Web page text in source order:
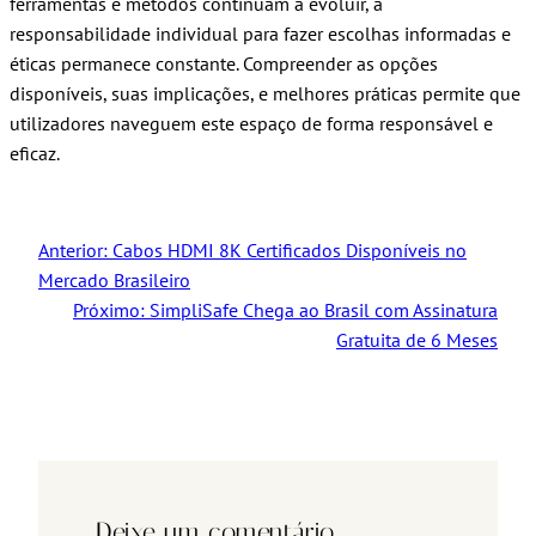
responsabilidade individual para fazer escolhas informadas e
éticas permanece constante. Compreender as opções
disponíveis, suas implicações, e melhores práticas permite que
utilizadores naveguem este espaço de forma responsável e
eficaz.
Anterior: Cabos HDMI 8K Certificados Disponíveis no
Mercado Brasileiro
Próximo: SimpliSafe Chega ao Brasil com Assinatura
Gratuita de 6 Meses